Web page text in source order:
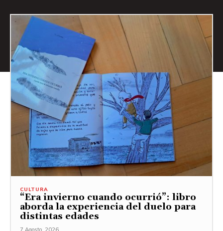
CULTURA
“Era invierno cuando ocurrió”: libro
aborda la experiencia del duelo para
distintas edades
7 Agosto, 2026